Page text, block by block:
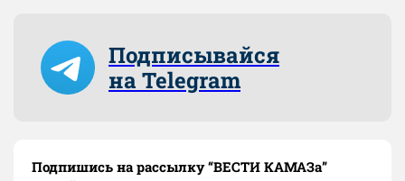
Подписывайся
на Telegram
Подпишись на рассылку “ВЕСТИ КАМАЗа”